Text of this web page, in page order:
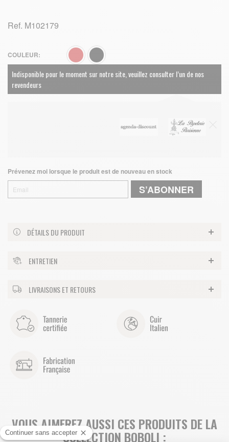
Ref. M102179
COULEUR
Indisponible pour le moment sur notre site, veuillez consulter l’un de nos
revendeurs
Prévenez moi lorsque le produit est de nouveau en stock
S’ABONNER
DÉTAILS DU PRODUIT
ENTRETIEN
LIVRAISONS ET RETOURS
VOUS AIMEREZ AUSSI CES PRODUITS DE LA
COLLECTION BOBOLI :